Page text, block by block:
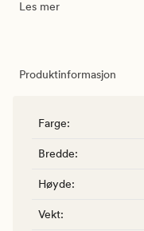
Les mer
Produktinformasjon
Farge:
Bredde:
Høyde:
Vekt: